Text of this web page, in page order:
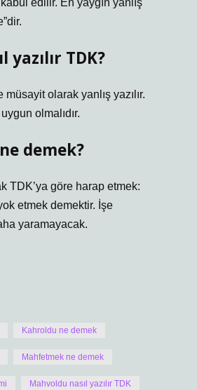
edilir. En yaygın yanlış
yazılır TDK?
olarak yanlış yazılır.
olmalıdır.
demek?
TDK’ya göre harap etmek:
etmek demektir. İşe
yaramayacak.
Kahroldu ne demek
Mahfetmek ne demek
Mahvoldu nasıl yazılır TDK